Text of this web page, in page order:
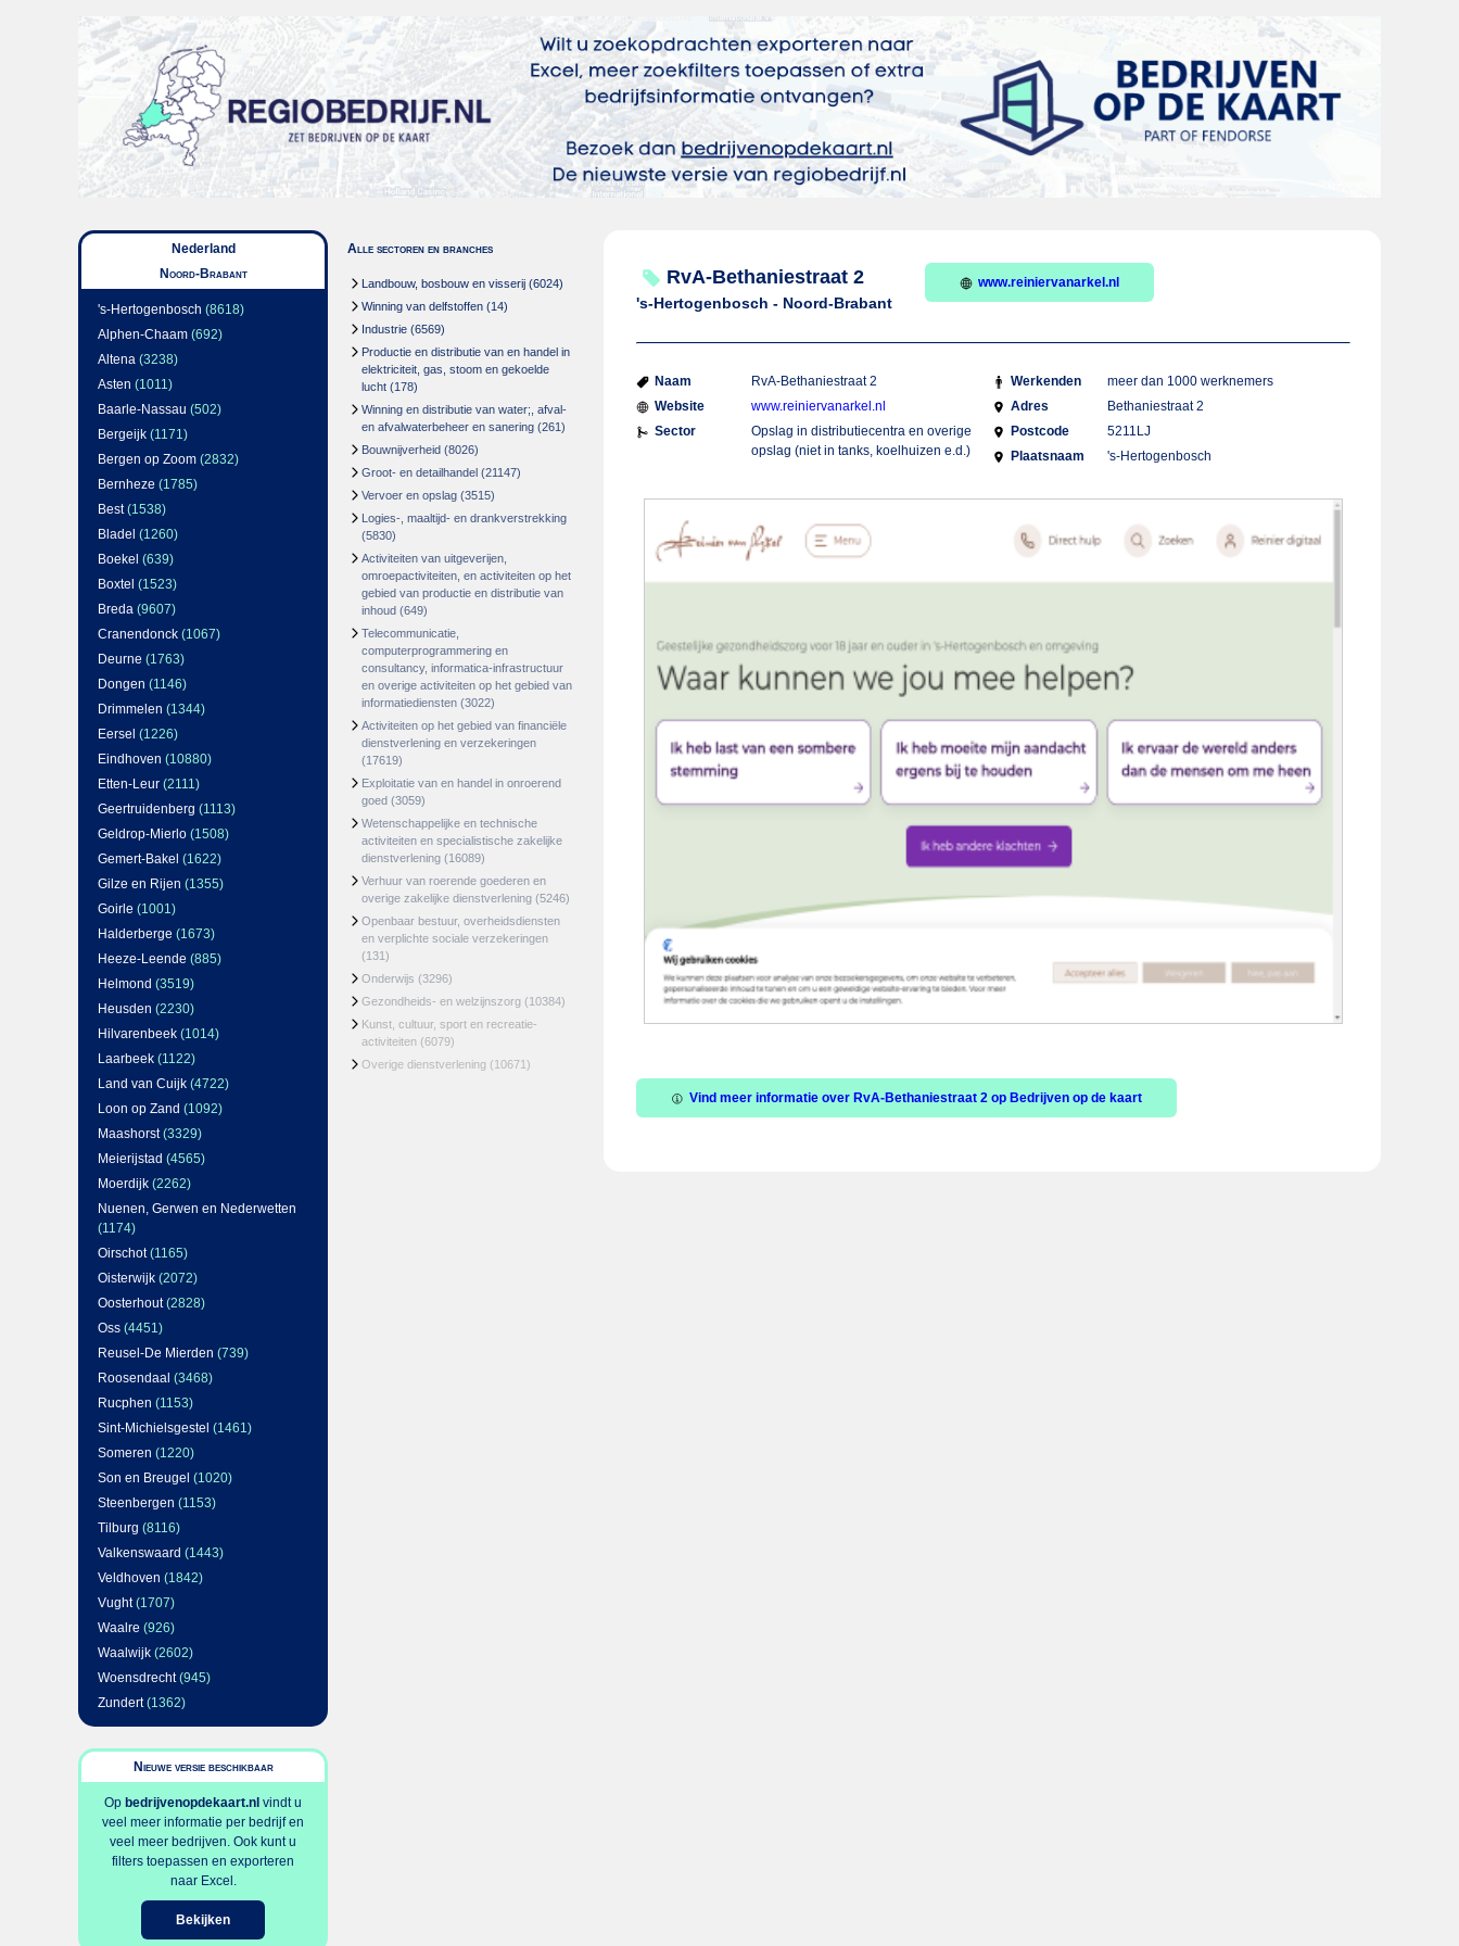
Nederland
Noord-Brabant
's-Hertogenbosch (8618)
Alphen-Chaam (692)
Altena (3238)
Asten (1011)
Baarle-Nassau (502)
Bergeijk (1171)
Bergen op Zoom (2832)
Bernheze (1785)
Best(1538)
Bladel (1260)
Boekel (639)
Boxtel (1523)
Breda (9607)
Cranendonck (1067)
Deurne (1763)
Dongen (1146)
Drimmelen (1344)
Eersel (1226)
Eindhoven (10880)
Etten-Leur (2111)
Geertruidenberg (1113)
Geldrop-Mierlo (1508)
Gemert-Bakel (1622)
Gilze en Rijen (1355)
Goirle (1001)
Halderberge (1673)
Heeze-Leende (885)
Helmond (3519)
Heusden (2230)
Hilvarenbeek (1014)
Laarbeek (1122)
Land van Cuijk (4722)
Loon op Zand (1092)
Maashorst(3329)
Meierijstad (4565)
Moerdijk (2262)
Nuenen, Gerwen en Nederwetten
(1174)
Oirschot(1165)
Oisterwijk (2072)
Oosterhout(2828)
Oss (4451)
Reusel-De Mierden (739)
Roosendaal (3468)
Rucphen (1153)
Sint-Michielsgestel (1461)
Someren (1220)
Son en Breugel (1020)
Steenbergen (1153)
Tilburg (8116)
Valkenswaard (1443)
Veldhoven (1842)
Vught(1707)
Waalre (926)
Waalwijk (2602)
Woensdrecht(945)
Zundert(1362)
Nieuwe versie beschikbaar
Op bedrijvenopdekaart.nl vindt u
veel meer informatie per bedrijf en
veel meer bedrijven. Ook kunt u
filters toepassen en exporteren
naar Excel.
Bekijken
Alle sectoren en branches
Landbouw, bosbouw en visserij (6024)
Winning van delfstoffen (14)
Industrie (6569)
Productie en distributie van en handel in
elektriciteit, gas, stoom en gekoelde
lucht (178)
Winning en distributie van water;, afval-
en afvalwaterbeheer en sanering (261)
Bouwnijverheid (8026)
Groot- en detailhandel (21147)
Vervoer en opslag (3515)
Logies-, maaltijd- en drankverstrekking
(5830)
Activiteiten van uitgeverijen,
omroepactiviteiten, en activiteiten op het
gebied van productie en distributie van
inhoud (649)
Telecommunicatie,
computerprogrammering en
consultancy, informatica-infrastructuur
en overige activiteiten op het gebied van
informatiediensten (3022)
Activiteiten op het gebied van financiële
dienstverlening en verzekeringen
(17619)
Exploitatie van en handel in onroerend
goed (3059)
Wetenschappelijke en technische
activiteiten en specialistische zakelijke
dienstverlening (16089)
Verhuur van roerende goederen en
overige zakelijke dienstverlening (5246)
Openbaar bestuur, overheidsdiensten
en verplichte sociale verzekeringen
(131)
Onderwijs (3296)
Gezondheids- en welzijnszorg (10384)
Kunst, cultuur, sport en recreatie-
activiteiten (6079)
Overige dienstverlening (10671)
RvA-Bethaniestraat 2
's-Hertogenbosch - Noord-Brabant
www.reiniervanarkel.nl
Naam
RvA-Bethaniestraat 2
Website
www.reiniervanarkel.nl
Sector
Opslag in distributiecentra en overige
opslag (niet in tanks, koelhuizen e.d.)
Werkenden
meer dan 1000 werknemers
Adres
Bethaniestraat 2
Postcode
5211LJ
Plaatsnaam
's-Hertogenbosch
Vind meer informatie over RvA-Bethaniestraat 2 op Bedrijven op de kaart